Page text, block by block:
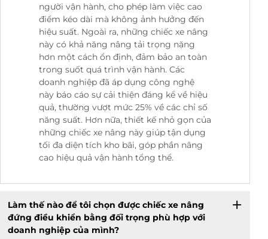
người vận hành, cho phép làm việc cao
điểm kéo dài mà không ảnh hưởng đến
hiệu suất. Ngoài ra, những chiếc xe nâng
này có khả năng nâng tải trọng nặng
hơn một cách ổn định, đảm bảo an toàn
trong suốt quá trình vận hành. Các
doanh nghiệp đã áp dụng công nghệ
này báo cáo sự cải thiện đáng kể về hiệu
quả, thường vượt mức 25% về các chỉ số
năng suất. Hơn nữa, thiết kế nhỏ gọn của
những chiếc xe nâng này giúp tận dụng
tối đa diện tích kho bãi, góp phần nâng
cao hiệu quả vận hành tổng thể.
Làm thế nào để tôi chọn được chiếc xe nâng
đứng điều khiển bằng đối trọng phù hợp với
doanh nghiệp của mình?